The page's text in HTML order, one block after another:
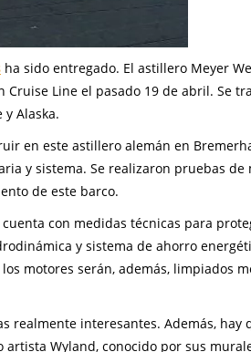
ha sido entregado. El astillero Meyer
Line el pasado 19 de abril. Se
Alaska.
en este astillero alemán en
y sistema. Se realizaron pruebas de
de este barco.
con medidas técnicas para
y sistema de ahorro
motores serán, además, limpiados
realmente interesantes. Además, hay
Wyland, conocido por sus